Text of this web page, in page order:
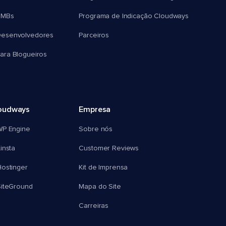
Blogueiros
Programa de Indicação Cloudways
Parceiros
Engine
Empresa
Sobre nós
Customer Reviews
Kit de Imprensa
Mapa do Site
Carreiras